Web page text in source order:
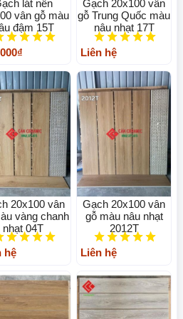
về kích thước, giúp bạn dễ dàng
hợp từng vị trí và khu vực khác nhau
khảo một số kích thước sau:15x60,
20x120, 30x90, 45x90...
lát nền
vân gỗ màu
đậm 15T
Gạch 20x100 vân
gỗ Trung Quốc màu
nâu nhạt 17T
Liên hệ
20x100 vân
vàng chanh
nhạt 04T
hệ
Gạch 20x100 vân
gỗ màu nâu nhạt
2012T
Liên hệ